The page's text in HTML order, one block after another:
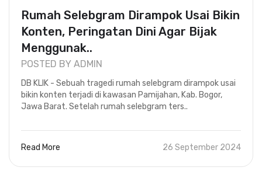
Rumah Selebgram Dirampok Usai Bikin
Konten, Peringatan Dini Agar Bijak
Menggunak..
POSTED BY ADMIN
DB KLIK - Sebuah tragedi rumah selebgram dirampok usai
bikin konten terjadi di kawasan Pamijahan, Kab. Bogor,
Jawa Barat. Setelah rumah selebgram ters..
Read More 26 September 2024